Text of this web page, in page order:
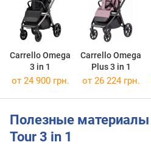
Carrello Omega
3 in 1
Carrello Omega
Plus 3 in 1
от 24 900 грн. от 26 224 грн.
Полезные материалы
Tour 3 in 1